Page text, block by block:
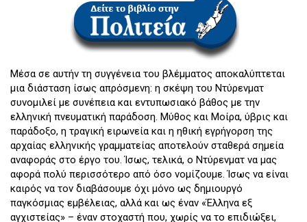
Μέσα σε αυτήν τη συγγένεια του βλέμματος αποκαλύπτεται
μια διάσταση ίσως απρόσμενη: η σκέψη του Ντύρενματ
συνομιλεί με συνέπεια και εντυπωσιακό βάθος με την
ελληνική πνευματική παράδοση. Μύθος και Μοίρα, ύβρις και
παράδοξο, η τραγική ειρωνεία και η ηθική εγρήγορση της
αρχαίας ελληνικής γραμματείας αποτελούν σταθερά σημεία
αναφοράς στο έργο του. Ίσως, τελικά, ο Ντύρενματ να μας
αφορά πολύ περισσότερο από όσο νομίζουμε. Ίσως να είναι
καιρός να τον διαβάσουμε όχι μόνο ως δημιουργό
παγκόσμιας εμβέλειας, αλλά και ως έναν «Έλληνα εξ
αγχιστείας» – έναν στοχαστή που, χωρίς να το επιδιώξει,